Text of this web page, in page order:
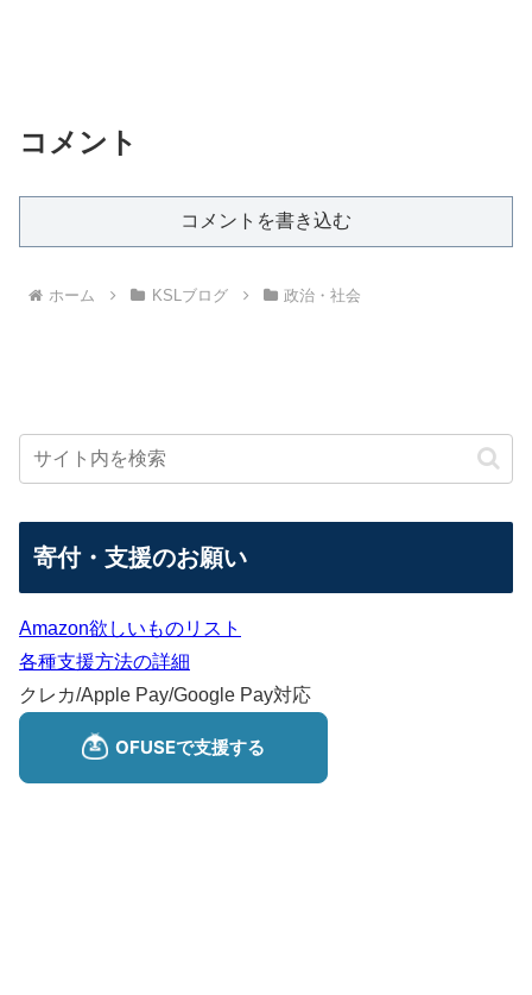
コメント
コメントを書き込む
ホーム KSLブログ 政治・社会
寄付・支援のお願い
Amazon欲しいものリスト
各種支援方法の詳細
クレカ/Apple Pay/Google Pay対応